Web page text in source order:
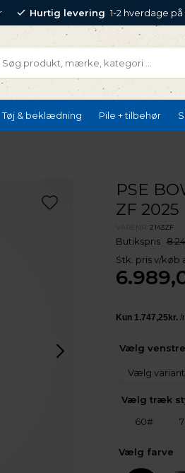
Hurtig levering 1-2 hverdage
Tøj & beklædning Pile + tilbehør
PSE
ZF 2025
2143ZF
Butikspris
Stk. pris v/køb
Vælg
Vælg træk
60#
Vælg farve